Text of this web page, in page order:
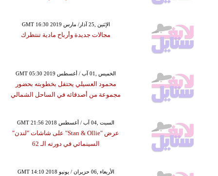
GMT 16:30 2019 الإثنين ,25 آذار/ مارس
مجالات جديدة وأرباح مادية تنتظرك
GMT 05:30 2019 الخميس ,01 آب / أغسطس
محمود العسيلي يحتفل بخطوبته بحضور
مجموعة من أصدقائه في الساحل الشمالي
GMT 21:56 2018 السبت ,04 آب / أغسطس
عرض "Stan & Ollie" على شاشات "لندن"
السينمائي في دورته الـ 62
GMT 14:10 2018 الأربعاء ,06 حزيران / يونيو